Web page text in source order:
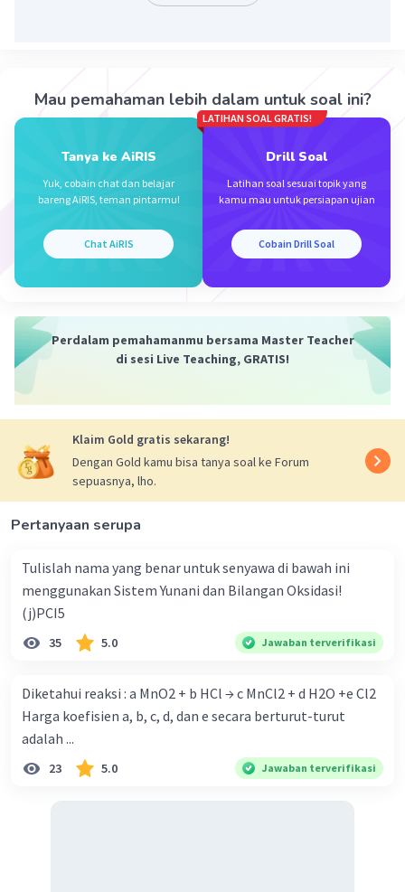
Iklan
Mau pemahaman lebih dalam untuk soal ini?
Tanya ke AiRIS
Yuk, cobain chat dan belajar
bareng AiRIS, teman pintarmu!
Chat AiRIS
LATIHAN SOAL GRATIS!
Drill Soal
Latihan soal sesuai topik yang
kamu mau untuk persiapan ujian
Cobain Drill Soal
Perdalam pemahamanmu bersama Master Teacher
di sesi Live Teaching, GRATIS!
Klaim Gold gratis sekarang!
Dengan Gold kamu bisa tanya soal ke Forum
sepuasnya, lho.
Pertanyaan serupa
Tulislah nama yang benar untuk senyawa di bawah ini
menggunakan Sistem Yunani dan Bilangan Oksidasi!
(j)PCI5
35 5.0 Jawaban terverifikasi
Diketahui reaksi : a MnO2 + b HCl → c MnCl2 + d H2O +e Cl2
Harga koefisien a, b, c, d, dan e secara berturut-turut
adalah ...
23 5.0 Jawaban terverifikasi